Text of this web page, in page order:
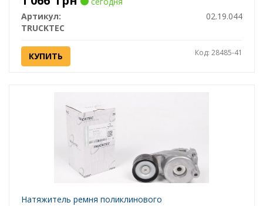
Артикул:
02.19.044
TRUCKTEC
КУПИТЬ Код: 28485-41
Натяжитель ремня поликлинового